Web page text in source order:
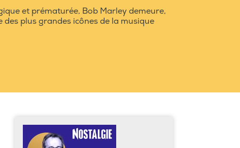
et prématurée, Bob Marley demeure,
des plus grandes icônes de la musique